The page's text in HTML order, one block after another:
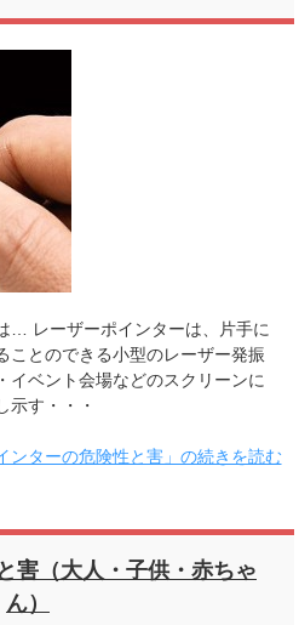
… レーザーポインターは、片手に
ことのできる小型のレーザー発振
イベント会場などのスクリーンに
示す・・・
ンターの危険性と害」の続きを読む
害（大人・子供・赤ちゃ
ん）